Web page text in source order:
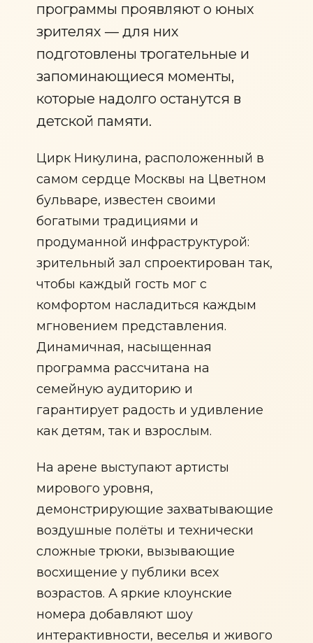
программы проявляют о юных
зрителях — для них
подготовлены трогательные и
запоминающиеся моменты,
которые надолго останутся в
детской памяти.
Цирк Никулина, расположенный в
самом сердце Москвы на Цветном
бульваре, известен своими
богатыми традициями и
продуманной инфраструктурой:
зрительный зал спроектирован так,
чтобы каждый гость мог с
комфортом насладиться каждым
мгновением представления.
Динамичная, насыщенная
программа рассчитана на
семейную аудиторию и
гарантирует радость и удивление
как детям, так и взрослым.
На арене выступают артисты
мирового уровня,
демонстрирующие захватывающие
воздушные полёты и технически
сложные трюки, вызывающие
восхищение у публики всех
возрастов. А яркие клоунские
номера добавляют шоу
интерактивности, веселья и живого